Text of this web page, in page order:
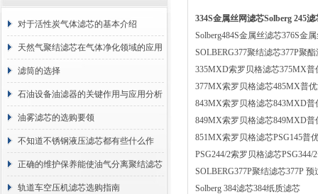
对于活性炭气体滤芯的基本介绍
天然气聚结滤芯在气体净化领域的应用
与重要性
滤筒的选择
石油设备油滤器的关键作用与应用分析
油雾滤芯的选购要领
不知道不锈钢液压滤芯都有些什么作
用？进来看
正确的维护保养能使油气分离聚结滤芯
长期稳定运行
轨道车空压机滤芯选购指南
334S金属丝网滤芯Solberg 245滤
Solberg484S金属丝滤芯376S金
SOLBERG377聚结滤芯377P聚
335MXD索罗贝格滤芯375MX普
377MX索罗贝格滤芯485MX普
843MX索罗贝格滤芯843MXD普
849MX索罗贝格滤芯849MXD普
851MX索罗贝格滤芯PSG145普
PSG244/2索罗贝格滤芯PSG344/
SOLBERG377P聚结滤芯377P
Solberg 384滤芯384纸质滤芯